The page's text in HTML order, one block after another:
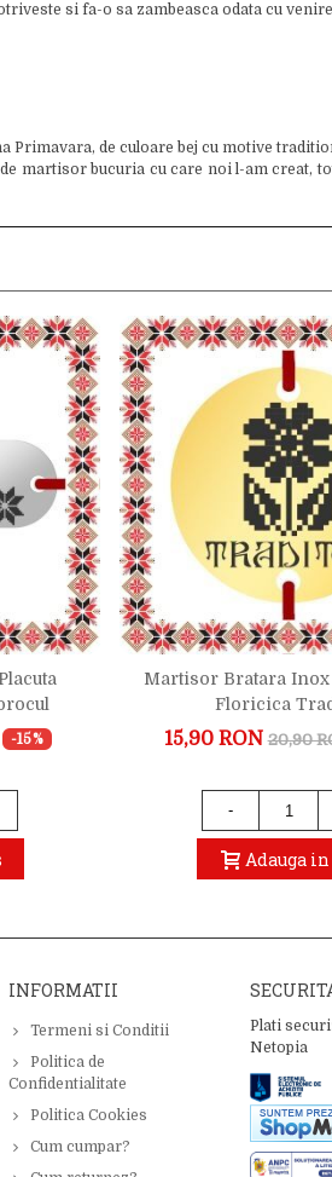
si fa-o sa zambeasca odata cu
de culoare bej cu motive
martisor bucuria cu care noi l-am creat,
-15%
Martisor Bratara Inox
Floricica
15,90 RON 20,90
-
Adauga in
INFORMATII
Termeni si Conditii
Politica de
Confidentialitate
Politica Cookies
Cum cumpar?
Plati
Netopia